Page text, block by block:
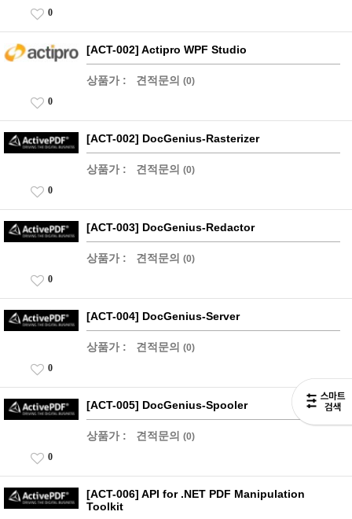
0
[ACT-002] Actipro WPF Studio
상품가 : 견적문의 (0)
0
[ACT-002] DocGenius-Rasterizer
상품가 : 견적문의 (0)
0
[ACT-003] DocGenius-Redactor
상품가 : 견적문의 (0)
0
[ACT-004] DocGenius-Server
상품가 : 견적문의 (0)
0
[ACT-005] DocGenius-Spooler
상품가 : 견적문의 (0)
0
[ACT-006] API for .NET PDF Manipulation
Toolkit